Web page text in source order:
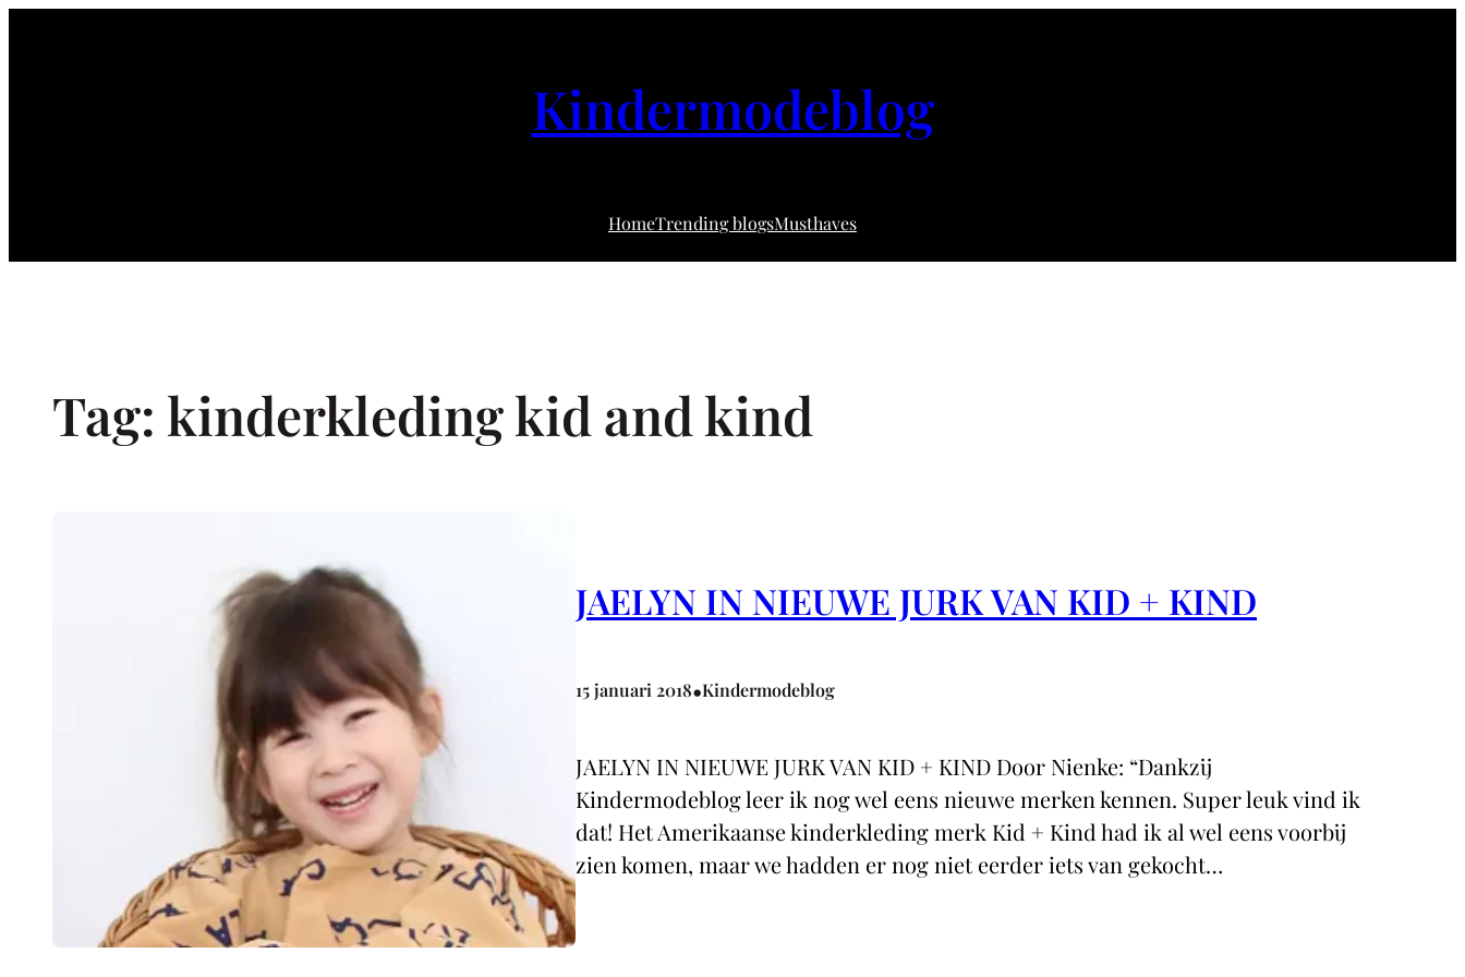
Kindermodeblog
HomeTrending blogsMusthaves
Tag: kinderkleding kid and kind
JAELYN IN NIEUWE JURK VAN KID + KIND
15 januari 2018•Kindermodeblog
JAELYN IN NIEUWE JURK VAN KID + KIND Door Nienke: “Dankzij
Kindermodeblog leer ik nog wel eens nieuwe merken kennen. Super leuk vind ik
dat! Het Amerikaanse kinderkleding merk Kid + Kind had ik al wel eens voorbij
zien komen, maar we hadden er nog niet eerder iets van gekocht…